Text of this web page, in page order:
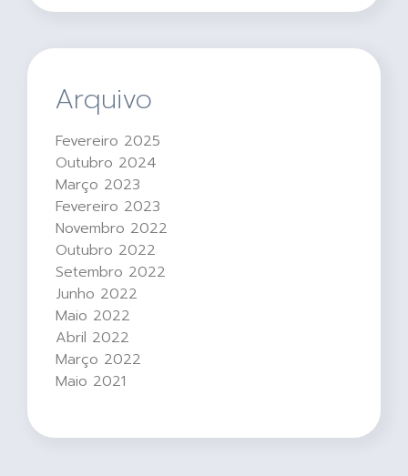
Arquivo
Fevereiro 2025
Outubro 2024
Março 2023
Fevereiro 2023
Novembro 2022
Outubro 2022
Setembro 2022
Junho 2022
Maio 2022
Abril 2022
Março 2022
Maio 2021